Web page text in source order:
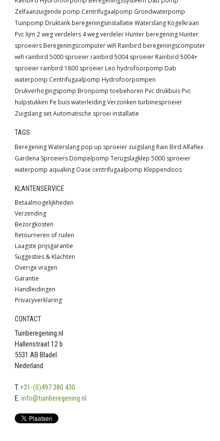
bij u af. Bij bestellingen vanaf € 150,- en binnen
Nederland, nemen wij de verzendkosten voor onze
rekening. Daarnaast hebben wij een uitstekende
klantenservice. Heeft u nog bepaalde vragen over
hydrofoorpompen ? Neemt u dan gerust contact met ons
Zelfaanzuigende pomp Centrifugaalpomp Grondwaterpomp
Tuinpomp Druktank beregeningsinstallatie Waterslang Kogelkraan
Pvc lijm 2 weg verdelers 4 weg verdeler Hunter beregening Hunter
sproeiers Beregeningscomputer wifi Rainbird beregeningscomputer
wifi rainbird 5000 sproeier rainbird 5004 sproeier Rainbird 5004+
sproeier rainbird 1800 sproeier Leo hydrofoorpomp Dab
waterpomp Centrifugaalpomp Hydrofoorpompen
Drukverhogingspomp Bronpomp toebehoren Pvc drukbuis Pvc
hulpstukken Pe buis waterleidingVerzonken turbinesproeier
Zuigslang setAutomatische sproei installatie
TAGS
BeregeningWaterslang pop up sproeier zuigslang Rain Bird Alfaflex
Gardena Sproeiers Dompelpomp Terugslagklep 5000 sproeier
waterpomp aquaking Oase centrifugaalpomp Kleppendoos
KLANTENSERVICE
Betaalmogelijkheden
Verzending
Bezorgkosten
Retourneren of ruilen
Laagste prijsgarantie
Suggesties & Klachten
Overige vragen
Garantie
Handleidingen
Privacyverklaring
CONTACT
Tuinberegening.nl
Hallenstraat 12 b
5531 AB Bladel
Nederland
T. +31-(0)497 380 430
E. info@tuinberegening.nl